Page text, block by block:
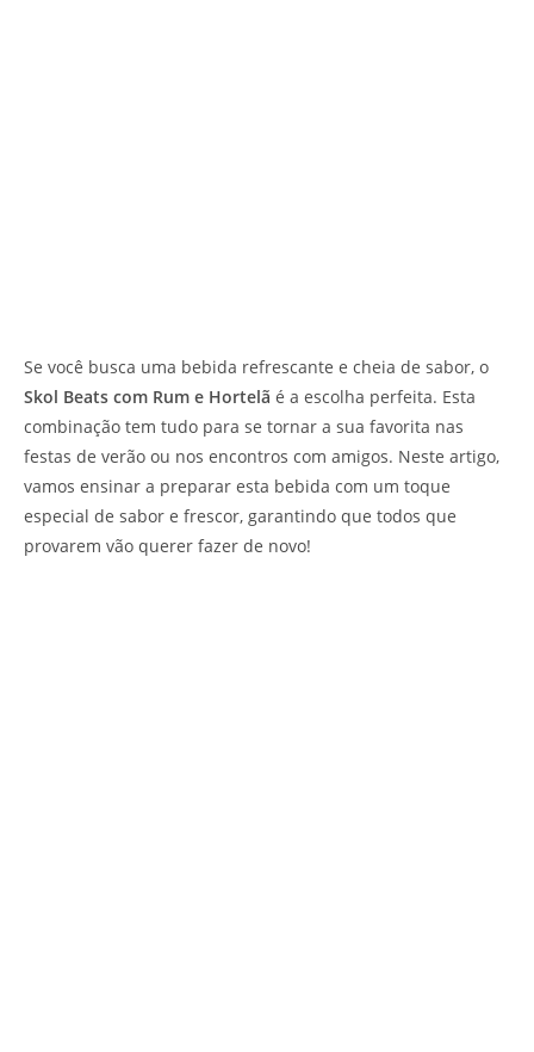
Se você busca uma bebida refrescante e cheia de sabor, o
Skol Beats com Rum e Hortelã é a escolha perfeita. Esta
combinação tem tudo para se tornar a sua favorita nas
festas de verão ou nos encontros com amigos. Neste artigo,
vamos ensinar a preparar esta bebida com um toque
especial de sabor e frescor, garantindo que todos que
provarem vão querer fazer de novo!